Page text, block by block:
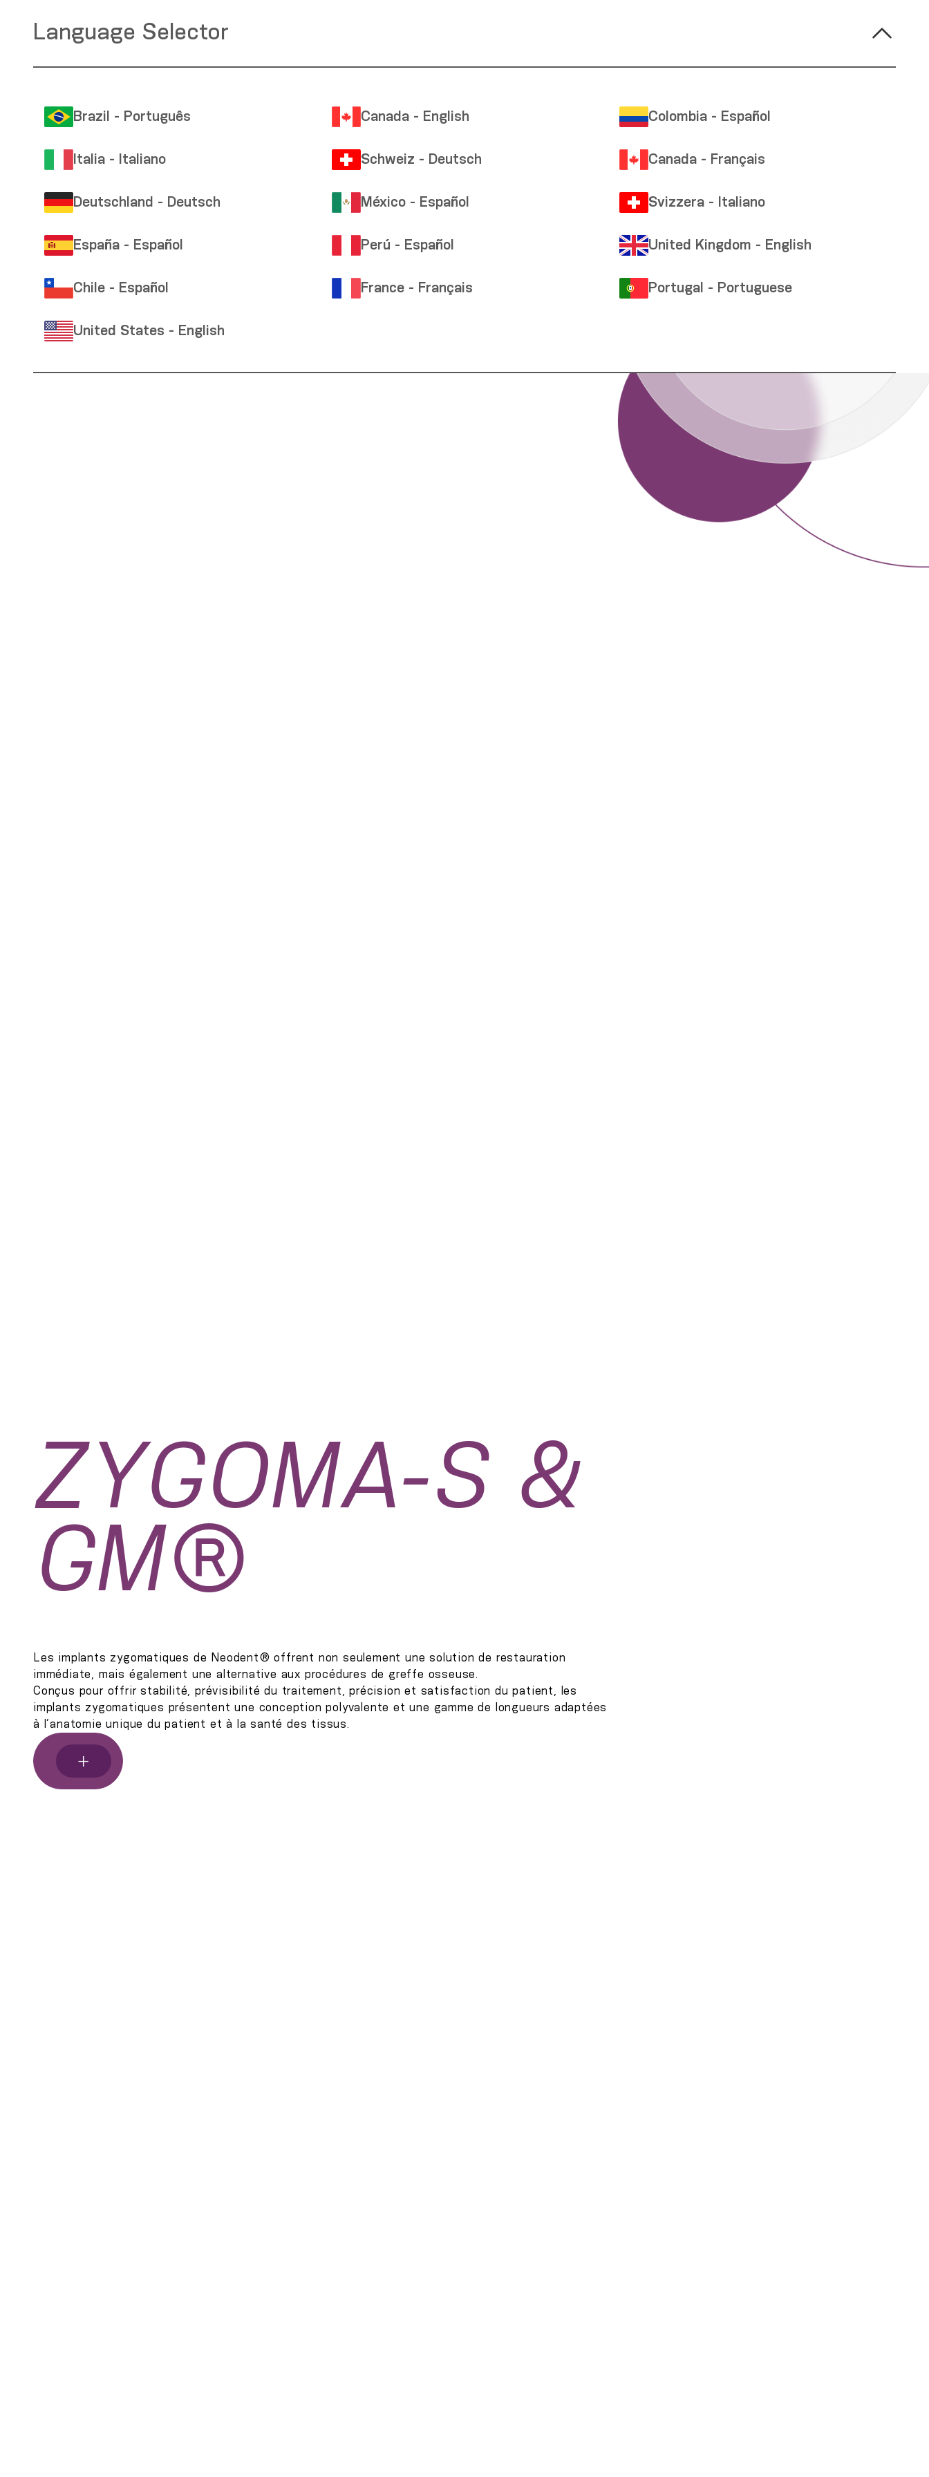
ZYGOMA-S &
GM®
Les implants zygomatiques de Neodent® offrent non seulement une solution de restauration
immédiate, mais également une alternative aux procédures de greffe osseuse.
Conçus pour offrir stabilité, prévisibilité du traitement, précision et satisfaction du patient, les
implants zygomatiques présentent une conception polyvalente et une gamme de longueurs adaptées
à l’anatomie unique du patient et à la santé des tissus.
+
Language Selector
Brazil - Português Canada - English Colombia - Español
Italia - Italiano Schweiz - Deutsch Canada - Français
Deutschland - Deutsch México - Español Svizzera - Italiano
España - Español Perú - Español United Kingdom - English
Chile - Español France - Français Portugal - Portuguese
United States - English